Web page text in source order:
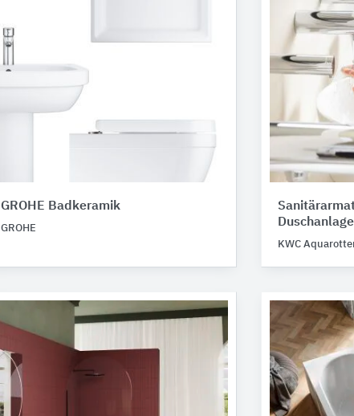
GROHE Badkeramik
GROHE
KWC